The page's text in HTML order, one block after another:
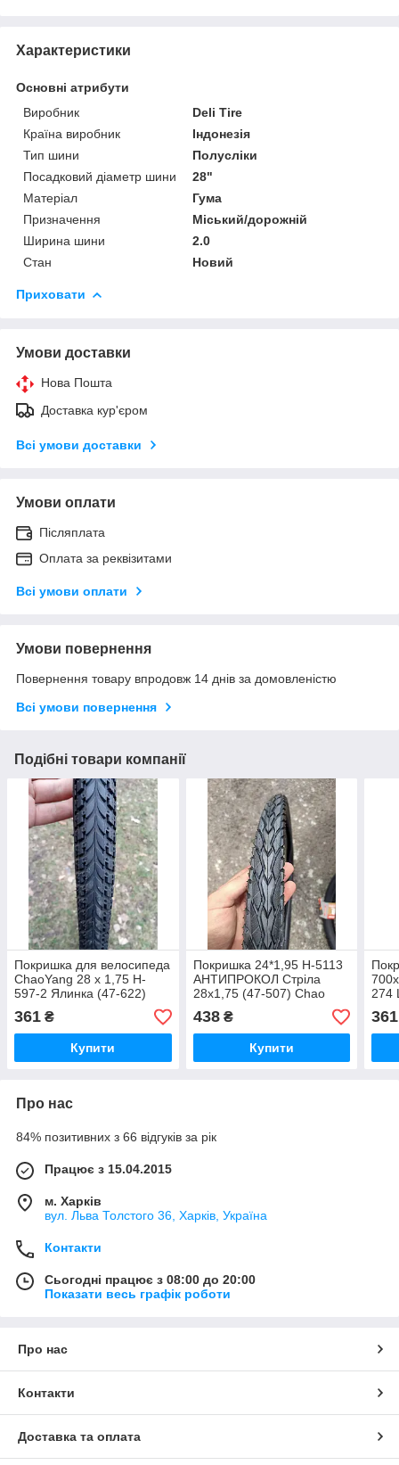
Характеристики
Основні атрибути
Виробник
Deli Tire
Країна виробник
Індонезія
Тип шини
Полусліки
Посадковий діаметр шини
28"
Матеріал
Гума
Призначення
Міський/дорожній
Ширина шини
2.0
Стан
Новий
Приховати
Умови доставки
Нова Пошта
Доставка кур'єром
Всі умови доставки
Умови оплати
Післяплата
Оплата за реквізитами
Всі умови оплати
Умови повернення
Повернення товару впродовж 14 днів за домовленістю
Всі умови повернення
Подібні товари компанії
Покришка для велосипеда
ChaoYang 28 x 1,75 H-
597-2 Ялинка (47-622)
361 ₴
Купити
Покришка 24*1,95 Н-5113
АНТИПРОКОЛ Стріла
28x1,75 (47-507) Chao
Yang
438₴
Купити
274
361
Про нас
84% позитивних з 66 відгуків за рік
Працює з 15.04.2015
м. Харків
вул. Льва Толстого 36, Харків, Україна
Контакти
Сьогодні працює з 08:00 до 20:00
Показати весь графік роботи
Про нас
Контакти
Доставка та оплата